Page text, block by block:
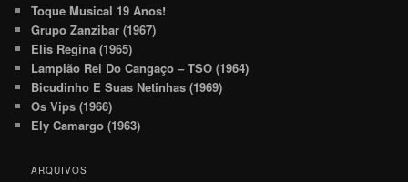
Toque Musical 19 Anos!
Grupo Zanzibar (1967)
Elis Regina (1965)
Lampião Rei Do Cangaço – TSO (1964)
Bicudinho E Suas Netinhas (1969)
Os Vips (1966)
Ely Camargo (1963)
ARQUIVOS